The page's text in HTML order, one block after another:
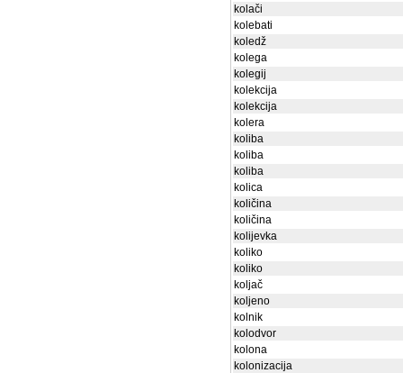
kolači
kolebati
koledž
kolega
kolegij
kolekcija
kolekcija
kolera
koliba
koliba
koliba
kolica
količina
količina
kolijevka
koliko
koliko
koljač
koljeno
kolnik
kolodvor
kolona
kolonizacija